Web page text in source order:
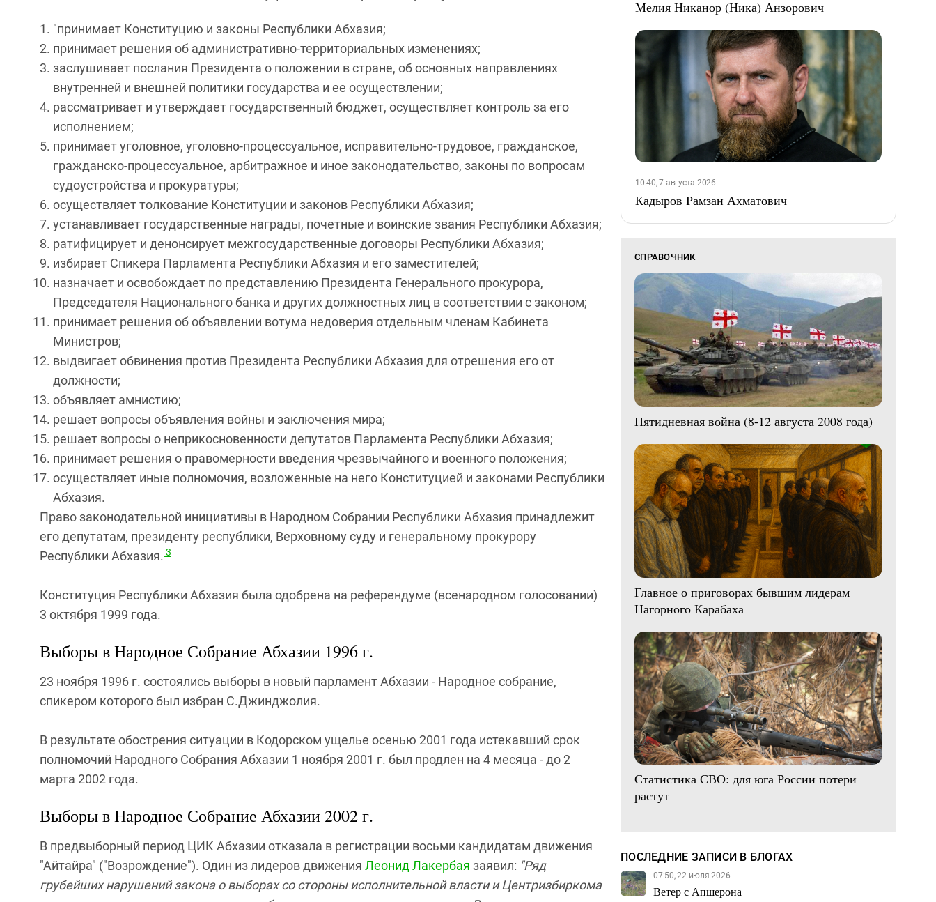
"принимает Конституцию и законы Республики Абхазия;
принимает решения об административно-территориальных изменениях;
заслушивает послания Президента о положении в стране, об основных направлениях
внутренней и внешней политики государства и ее осуществлении;
рассматривает и утверждает государственный бюджет, осуществляет контроль за его
исполнением;
принимает уголовное, уголовно-процессуальное, исправительно-трудовое, гражданское,
гражданско-процессуальное, арбитражное и иное законодательство, законы по вопросам
судоустройства и прокуратуры;
осуществляет толкование Конституции и законов Республики Абхазия;
устанавливает государственные награды, почетные и воинские звания Республики Абхазия;
ратифицирует и денонсирует межгосударственные договоры Республики Абхазия;
избирает Спикера Парламента Республики Абхазия и его заместителей;
назначает и освобождает по представлению Президента Генерального прокурора,
Председателя Национального банка и других должностных лиц в соответствии с законом;
принимает решения об объявлении вотума недоверия отдельным членам Кабинета
Министров;
выдвигает обвинения против Президента Республики Абхазия для отрешения его от
должности;
объявляет амнистию;
решает вопросы объявления войны и заключения мира;
решает вопросы о неприкосновенности депутатов Парламента Республики Абхазия;
принимает решения о правомерности введения чрезвычайного и военного положения;
осуществляет иные полномочия, возложенные на него Конституцией и законами Республики
Абхазия.
Право законодательной инициативы в Народном Собрании Республики Абхазия принадлежит
его депутатам, президенту республики, Верховному суду и генеральному прокурору
Республики Абхазия. 3
Конституция Республики Абхазия была одобрена на референдуме (всенародном голосовании)
3 октября 1999 года.
Выборы в Народное Собрание Абхазии 1996 г.
23 ноября 1996 г. состоялись выборы в новый парламент Абхазии - Народное собрание,
спикером которого был избран С.Джинджолия.
В результате обострения ситуации в Кодорском ущелье осенью 2001 года истекавший срок
полномочий Народного Собрания Абхазии 1 ноября 2001 г. был продлен на 4 месяца - до 2
марта 2002 года.
Выборы в Народное Собрание Абхазии 2002 г.
В предвыборный период ЦИК Абхазии отказала в регистрации восьми кандидатам движения
"Айтайра" ("Возрождение"). Один из лидеров движения Леонид Лакербая заявил: "Ряд
грубейших нарушений закона о выборах со стороны исполнительной власти и Центризбиркома
Мелия Никанор (Ника) Анзорович
10:40, 7 августа 2026
Кадыров Рамзан Ахматович
СПРАВОЧНИК
Пятидневная война (8-12 августа 2008 года)
Главное о приговорах бывшим лидерам
Нагорного Карабаха
Статистика СВО: для юга России потери
растут
ПОСЛЕДНИЕ ЗАПИСИ В БЛОГАХ
07:50, 22 июля 2026
Ветер с Апшерона